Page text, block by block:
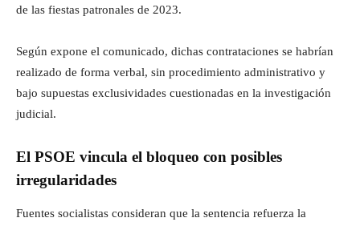
de las fiestas patronales de 2023.
Según expone el comunicado, dichas contrataciones se habrían
realizado de forma verbal, sin procedimiento administrativo y
bajo supuestas exclusividades cuestionadas en la investigación
judicial.
El PSOE vincula el bloqueo con posibles
irregularidades
Fuentes socialistas consideran que la sentencia refuerza la